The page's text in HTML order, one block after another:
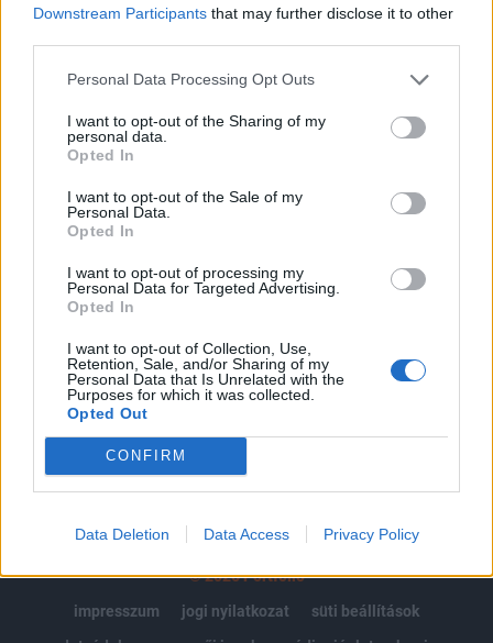
Downstream Participants that may further disclose it to other
Personal Data Processing Opt Outs
I want to opt-out of the Sharing of my
personal data.
Opted In
I want to opt-out of the Sale of my
Personal Data.
Opted In
I want to opt-out of processing my
Personal Data for Targeted Advertising.
Opted In
I want to opt-out of Collection, Use,
Retention, Sale, and/or Sharing of my
Personal Data that Is Unrelated with the
Purposes for which it was collected.
Opted Out
CONFIRM
Data Deletion Data Access Privacy Policy
KEDVES OLVASÓNK!
A keresett cikk a portfolio.hu hírarchívumához
tartozik, melynek olvasása előfizetéses
regisztrációhoz kötött.
Az előfizetés a következőket tartalmazza:
Portfolio.hu teljes cikkarchívum
Kötéslisták: BÉT elmúlt 2 év napon belüli
kötéslistái
MÁR ELŐFIZETŐNK VAGY?BEJELENTKEZÉS
© 2026 Portfolio
impresszum
jogi nyilatkozat
süti beállítások